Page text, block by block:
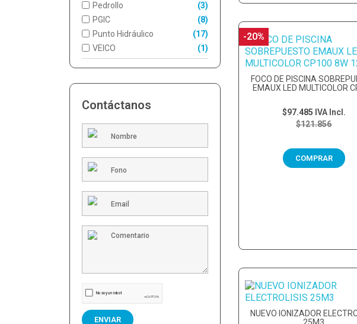
Pedrollo
3
PGIC
8
Punto Hidráulico
17
VEICO
1
Contáctanos
ENVIAR
FOCO DE PISCINA
EMAUX LED MULTICOLOR
$121.856
$97.485 IVA Incl.
COMPRAR
-20%
NUEVO IONIZADOR